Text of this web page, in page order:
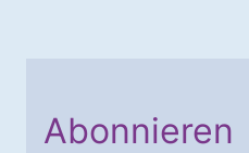
Abonnieren